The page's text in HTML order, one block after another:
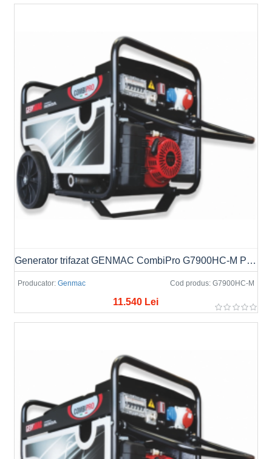
Producator: Genmac Cod produs: G7900HC-M
Generator trifazat GENMAC CombiPro G7900HC-M Putere max. 6.4kW/400V, AVR
11.540 Lei